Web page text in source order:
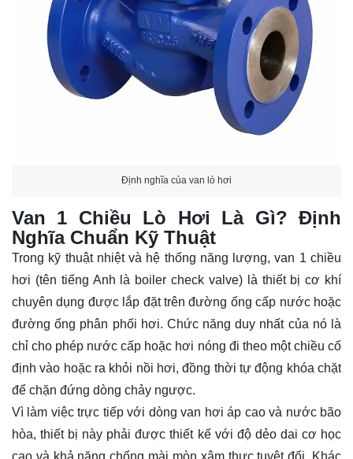
Định nghĩa của van lò hơi
Van 1 Chiều Lò Hơi Là Gì? Định
Nghĩa Chuẩn Kỹ Thuật
Trong kỹ thuật nhiệt và hệ thống năng lượng, van 1 chiều
hơi (tên tiếng Anh là boiler check valve) là thiết bị cơ khí
chuyên dụng được lắp đặt trên đường ống cấp nước hoặc
đường ống phân phối hơi. Chức năng duy nhất của nó là
chỉ cho phép nước cấp hoặc hơi nóng đi theo một chiều cố
định vào hoặc ra khỏi nồi hơi, đồng thời tự động khóa chặt
để chặn đứng dòng chảy ngược.
Vì làm việc trực tiếp với dòng van hơi áp cao và nước bão
hòa, thiết bị này phải được thiết kế với độ dẻo dai cơ học
cao và khả năng chống mài mòn xâm thực tuyệt đối. Khác